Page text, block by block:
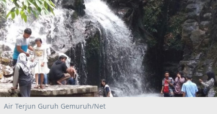
Air Terjun Guruh Gemuruh/Net